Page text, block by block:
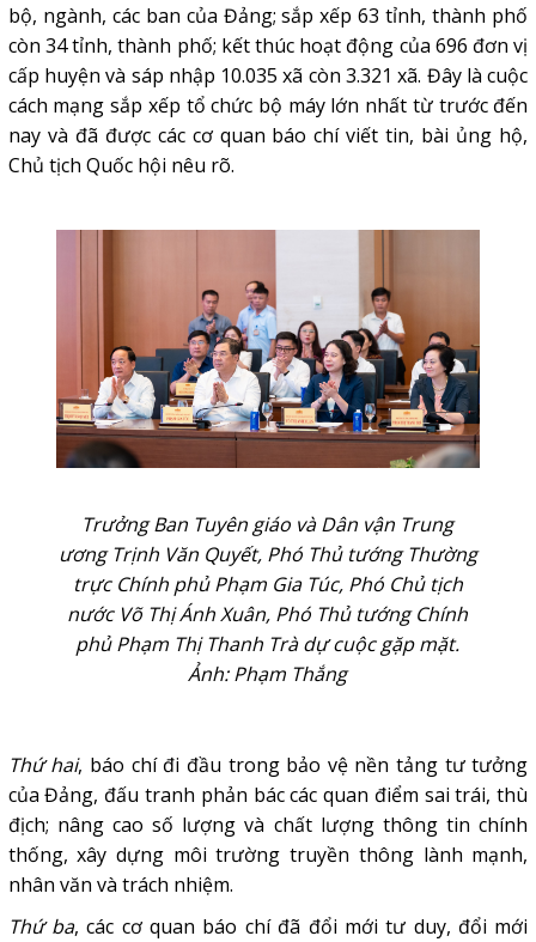
bộ, ngành, các ban của Đảng; sắp xếp 63 tỉnh, thành phố
còn 34 tỉnh, thành phố; kết thúc hoạt động của 696 đơn vị
cấp huyện và sáp nhập 10.035 xã còn 3.321 xã. Đây là cuộc
cách mạng sắp xếp tổ chức bộ máy lớn nhất từ trước đến
nay và đã được các cơ quan báo chí viết tin, bài ủng hộ,
Chủ tịch Quốc hội nêu rõ.
Trưởng Ban Tuyên giáo và Dân vận Trung
ương Trịnh Văn Quyết, Phó Thủ tướng Thường
trực Chính phủ Phạm Gia Túc, Phó Chủ tịch
nước Võ Thị Ánh Xuân, Phó Thủ tướng Chính
phủ Phạm Thị Thanh Trà dự cuộc gặp mặt.
Ảnh: Phạm Thắng
Thứ hai, báo chí đi đầu trong bảo vệ nền tảng tư tưởng
của Đảng, đấu tranh phản bác các quan điểm sai trái, thù
địch; nâng cao số lượng và chất lượng thông tin chính
thống, xây dựng môi trường truyền thông lành mạnh,
nhân văn và trách nhiệm.
Thứ ba, các cơ quan báo chí đã đổi mới tư duy, đổi mới